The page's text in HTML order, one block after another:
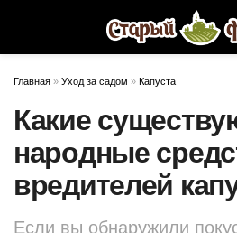
Главная » Уход за садом » Капуста
Какие
народные
вредителей
Если вы обнаружили